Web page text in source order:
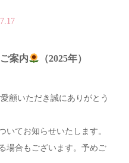
案内 （2025年）
顧いただき誠にありがとう
いてお知らせいたします。
場合もございます。予めご